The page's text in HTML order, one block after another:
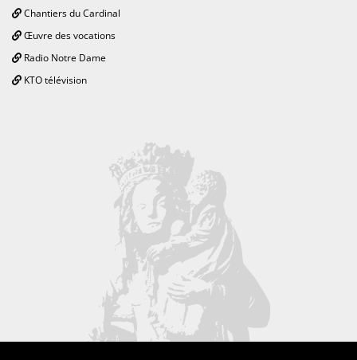
Chantiers du Cardinal
Œuvre des vocations
Radio Notre Dame
KTO télévision